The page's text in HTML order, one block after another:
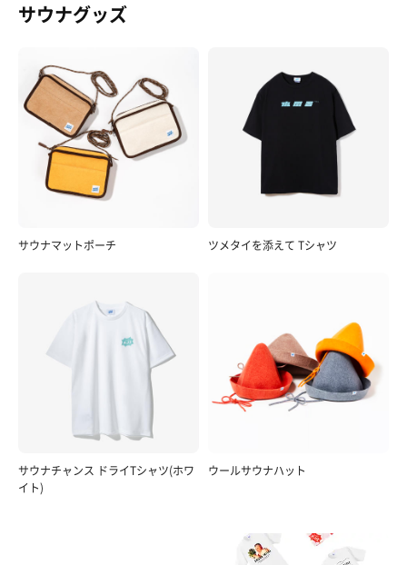
サウナグッズ
サウナマットポーチ ツメタイを添えて Tシャツ
サウナチャンス ドライTシャツ(ホワ
イト)
ウールサウナハット